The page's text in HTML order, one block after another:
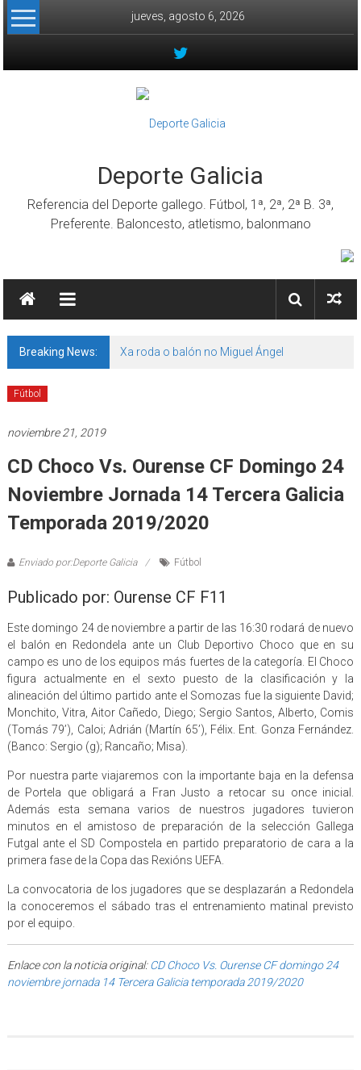
Skip to content
jueves, agosto 6, 2026
Deporte Galicia
Referencia del Deporte gallego. Fútbol, 1ª, 2ª, 2ª B. 3ª,
Preferente. Baloncesto, atletismo, balonmano
Breaking News: Xa roda o balón no Miguel Ángel
Fútbol
noviembre 21, 2019
CD Choco Vs. Ourense CF Domingo 24
Noviembre Jornada 14 Tercera Galicia
Temporada 2019/2020
Enviado por:Deporte Galicia Fútbol
Publicado por: Ourense CF F11
Este domingo 24 de noviembre a partir de las 16:30 rodará de nuevo
el balón en Redondela ante un Club Deportivo Choco que en su
campo es uno de los equipos más fuertes de la categoría. El Choco
figura actualmente en el sexto puesto de la clasificación y la
alineación del último partido ante el Somozas fue la siguiente David;
Monchito, Vitra, Aitor Cañedo, Diego; Sergio Santos, Alberto, Comis
(Tomás 79’), Caloi; Adrián (Martín 65’), Félix. Ent. Gonza Fernández.
(Banco: Sergio (g); Rancaño; Misa).
Por nuestra parte viajaremos con la importante baja en la defensa
de Portela que obligará a Fran Justo a retocar su once inicial.
Además esta semana varios de nuestros jugadores tuvieron
minutos en el amistoso de preparación de la selección Gallega
Futgal ante el SD Compostela en partido preparatorio de cara a la
primera fase de la Copa das Rexións UEFA.
La convocatoria de los jugadores que se desplazarán a Redondela
la conoceremos el sábado tras el entrenamiento matinal previsto
por el equipo.
Enlace con la noticia original:CD Choco Vs. Ourense CF domingo 24
noviembre jornada 14 Tercera Galicia temporada 2019/2020